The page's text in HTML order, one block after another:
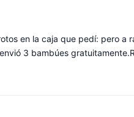
en la caja que pedí: pero a
3 bambúes